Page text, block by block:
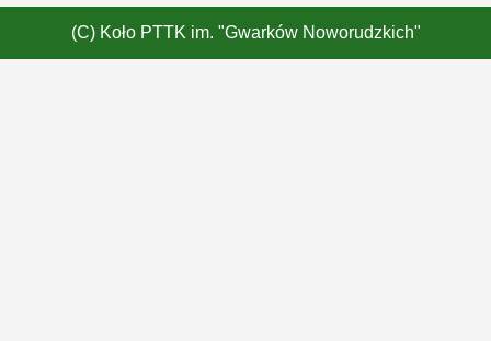
(C) Koło PTTK im. "Gwarków Noworudzkich"